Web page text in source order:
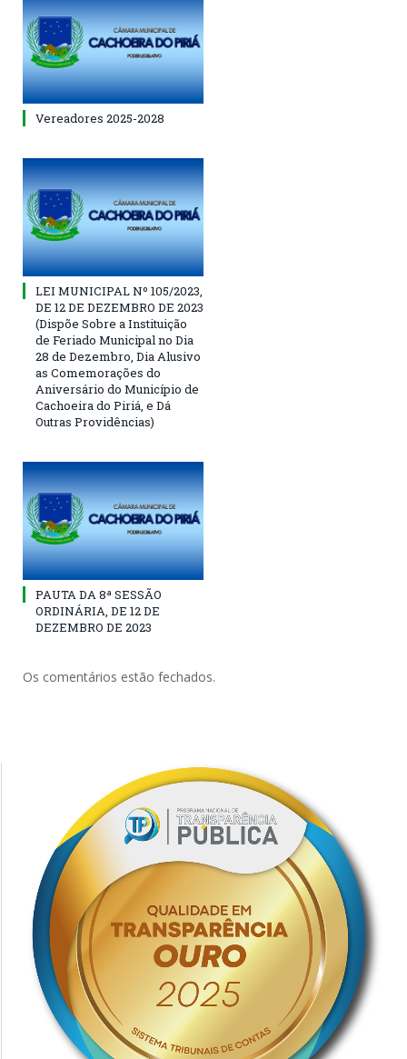
Vereadores 2025-2028
LEI MUNICIPAL Nº 105/2023,
DE 12 DE DEZEMBRO DE 2023
(Dispõe Sobre a Instituição
de Feriado Municipal no Dia
28 de Dezembro, Dia Alusivo
as Comemorações do
Aniversário do Município de
Cachoeira do Piriá, e Dá
Outras Providências)
PAUTA DA 8ª SESSÃO
ORDINÁRIA, DE 12 DE
DEZEMBRO DE 2023
Os comentários estão fechados.